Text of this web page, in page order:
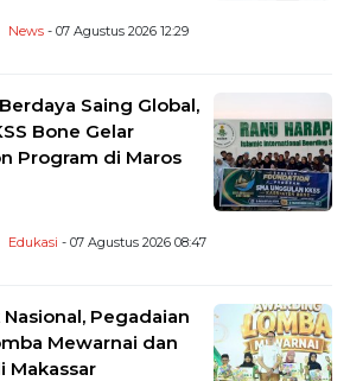
News - 07 Agustus 2026 12:29
Saing Global,
Bone Gelar
Program di Maros
Edukasi - 07 Agustus 2026 08:47
Pegadaian
Mewarnai dan
Makassar